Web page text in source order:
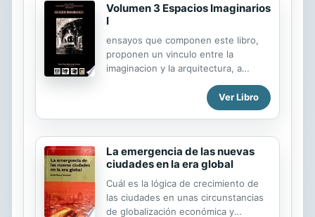
Volumen 3 Espacios Imaginarios
I
ensayos que componen este libro,
proponen un vinculo entre la
imaginacion y la arquitectura, a
fantasias acerca de espacios que
surgieron a partir de esa capacidad
permite prefigurar el acto creativo: la
imaginacion. Pero la imaginacion es
mucho mas que una facultad del ser
humano, es un proceso superior
complejo que permite trascender
nuestra condicion humana y
Ver Libro
La emergencia de las nuevas
ciudades en la era global
Cuál es la lógica de crecimiento de
las ciudades en unas circunstancias
de globalización económica y